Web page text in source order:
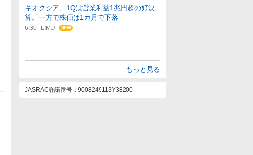
キオクシア、1Qは営業利益1兆円超の好決
算。一方で株価は1カ月で下落
6:30 LIMO
もっと見る
JASRAC許諾番号 9008249113Y38200